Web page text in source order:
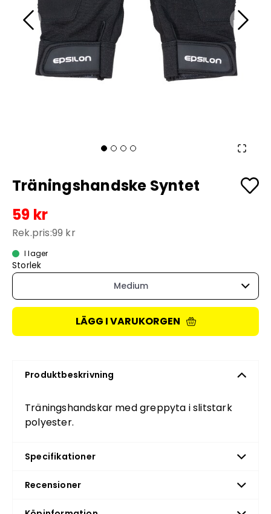
Träningshandske Syntet
59 kr
Rek.pris:99 kr
I lager
Storlek
Medium
LÄGG I VARUKORGEN
Produktbeskrivning
Träningshandskar med greppyta i slitstark
polyester.
Specifikationer
Recensioner